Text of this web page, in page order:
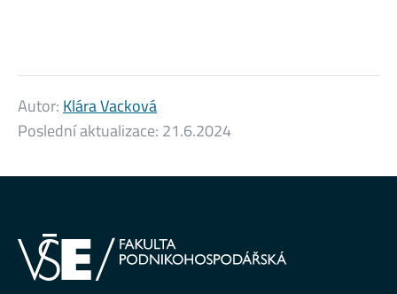
Autor:Klára Vacková
Poslední aktualizace: 21.6.2024